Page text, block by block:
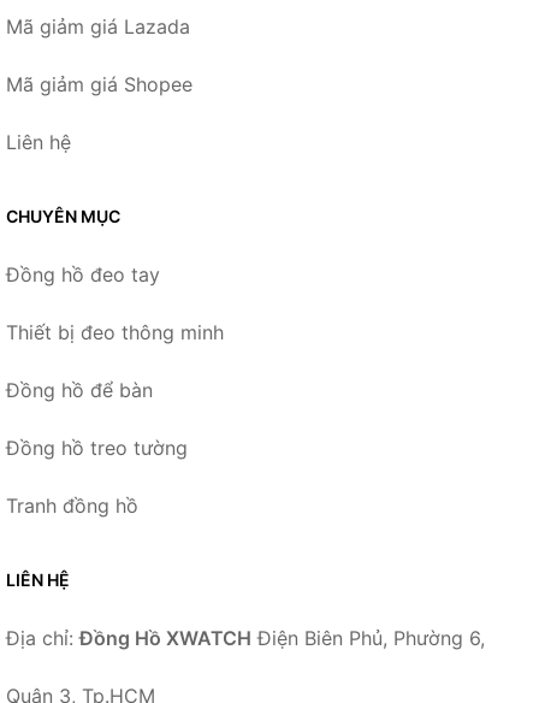
Mã giảm giá Lazada
Mã giảm giá Shopee
Liên hệ
CHUYÊN MỤC
Đồng hồ đeo tay
Thiết bị đeo thông minh
Đồng hồ để bàn
Đồng hồ treo tường
Tranh đồng hồ
LIÊN HỆ
Địa chỉ:Đồng Hồ XWATCH Điện Biên Phủ, Phường 6,
Quận 3, Tp.HCM